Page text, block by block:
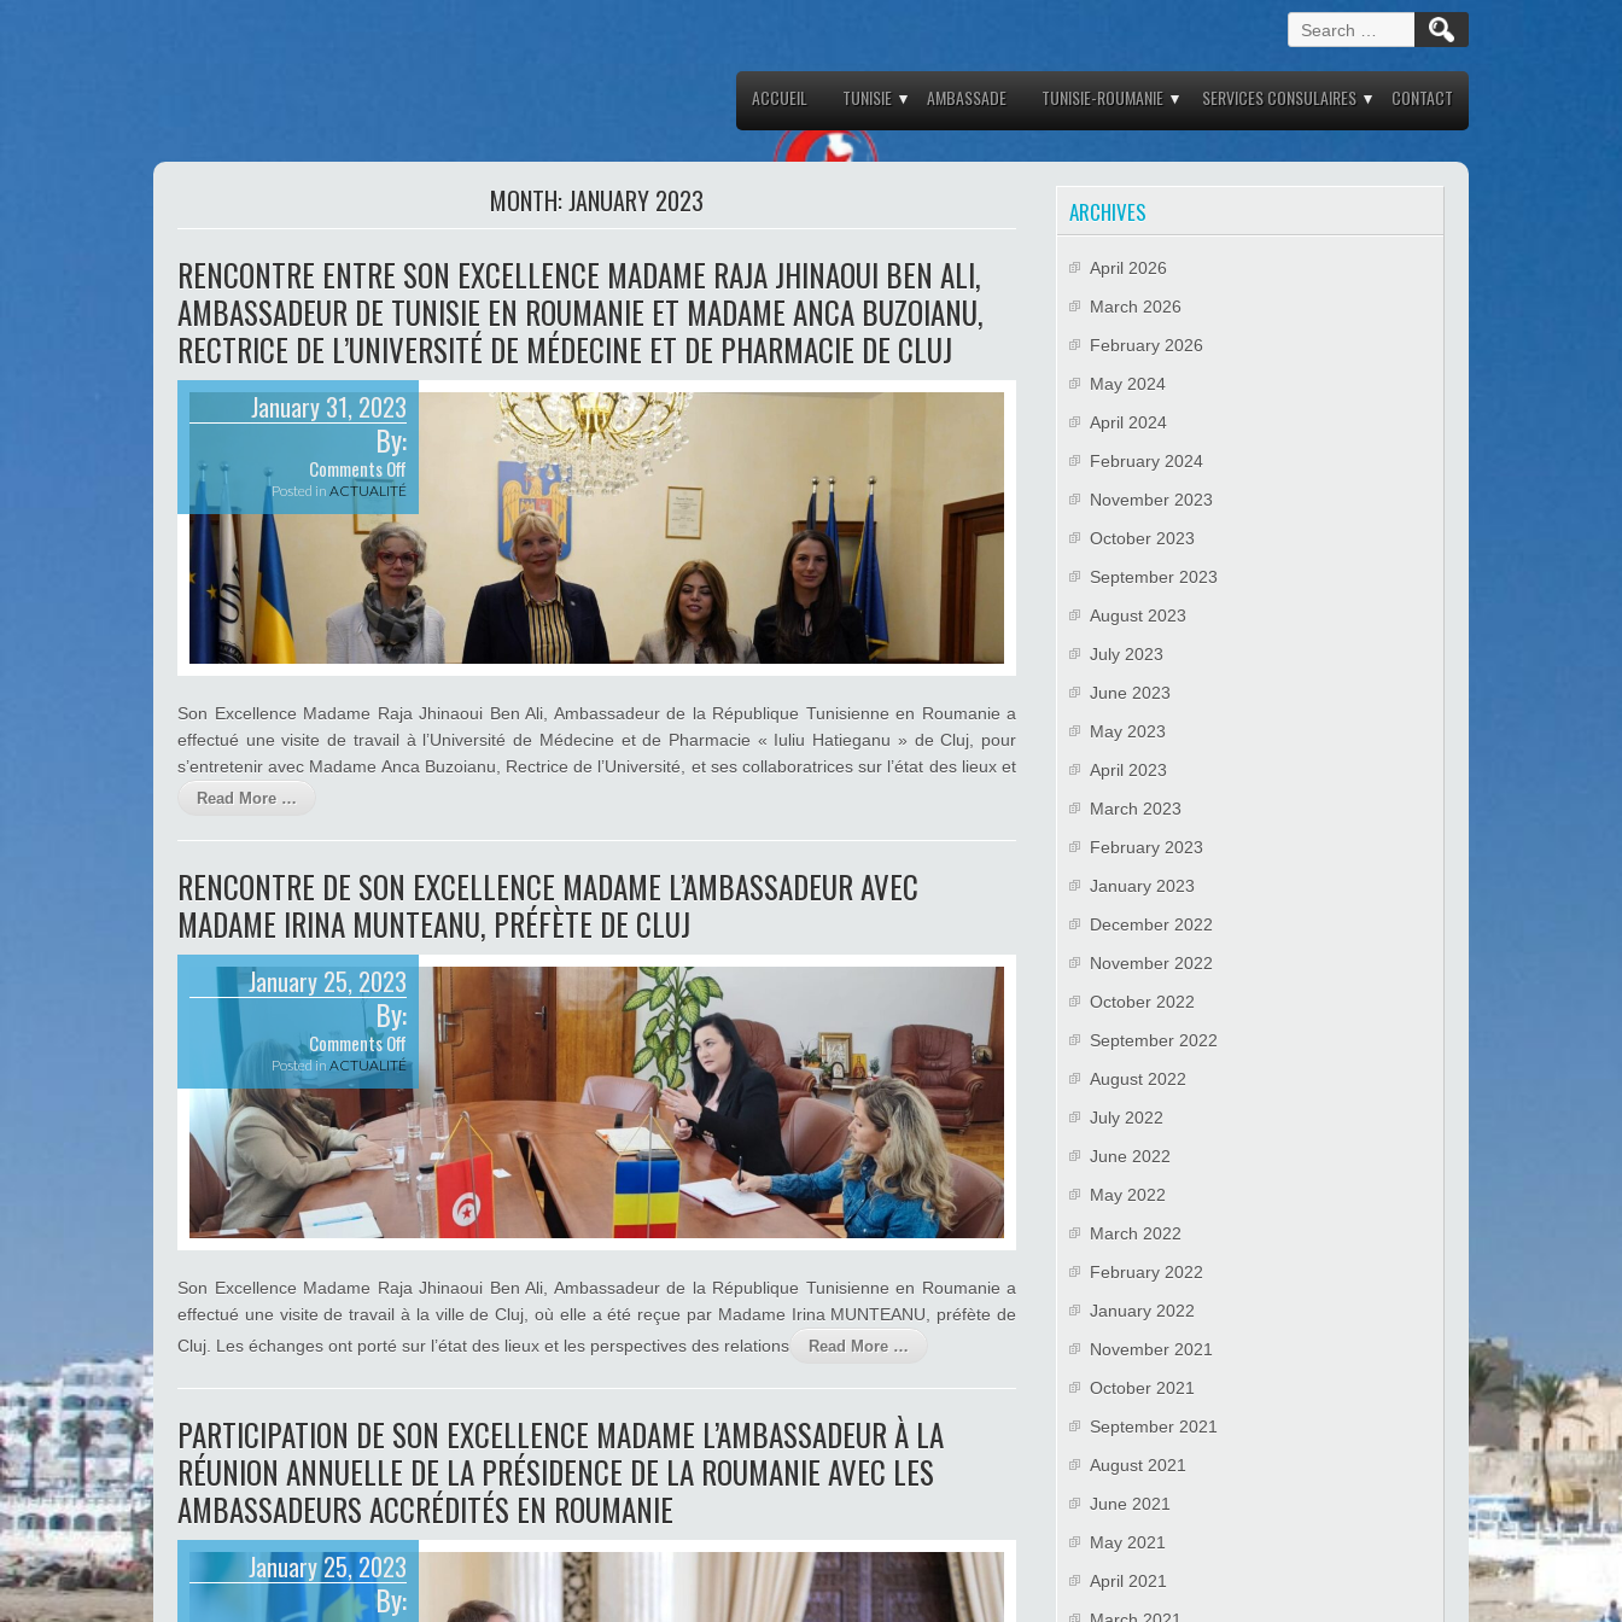
Search
for:
ACCUEIL TUNISIE AMBASSADE TUNISIE-ROUMANIE SERVICES CONSULAIRES CONTACT
MONTH:JANUARY 2023
RENCONTRE ENTRE SON EXCELLENCE MADAME RAJA JHINAOUI BEN ALI,
AMBASSADEUR DE TUNISIE EN ROUMANIE ET MADAME ANCA BUZOIANU,
RECTRICE DE L’UNIVERSITÉ DE MÉDECINE ET DE PHARMACIE DE CLUJ
January 31, 2023
By:
Comments Off
Rencontre
entre
Son
Excellence
Madame
Raja
Jhinaoui
Ben
Ali,
Ambassadeur
de
Tunisie
en
Roumanie
Anca
Rectrice
de
l’Université
de
Médecine
de
Pharmacie
Cluj
Posted in ACTUALITÉ
Son Excellence Madame Raja Jhinaoui Ben Ali, Ambassadeur de la République Tunisienne en Roumanie a
effectué une visite de travail à l’Université de Médecine et de Pharmacie « Iuliu Hatieganu » de Cluj, pour
s’entretenir avec Madame Anca Buzoianu, Rectrice de l’Université, et ses collaboratrices sur l’état des lieux et
Read More …
RENCONTRE DE SON EXCELLENCE MADAME L’AMBASSADEUR AVEC
MADAME IRINA MUNTEANU, PRÉFÈTE DE CLUJ
January 25, 2023
By:
Comments Off
Rencontre
de
Son
Excellence
Madame
l’Ambassadeur
avec
Madame
Irina
MUNTEANU,
préfète
de
Cluj
Posted in ACTUALITÉ
Son Excellence Madame Raja Jhinaoui Ben Ali, Ambassadeur de la République Tunisienne en Roumanie a
effectué une visite de travail à la ville de Cluj, où elle a été reçue par Madame Irina MUNTEANU, préfète de
Cluj. Les échanges ont porté sur l’état des lieux et les perspectives des relations
Read More …
PARTICIPATION DE SON EXCELLENCE MADAME L’AMBASSADEUR À LA
RÉUNION ANNUELLE DE LA PRÉSIDENCE DE LA ROUMANIE AVEC LES
AMBASSADEURS ACCRÉDITÉS EN ROUMANIE
January 25, 2023
By:
ARCHIVES
April 2026
March 2026
February 2026
May 2024
April 2024
February 2024
November 2023
October 2023
September 2023
August 2023
July 2023
June 2023
May 2023
April 2023
March 2023
February 2023
January 2023
December 2022
November 2022
October 2022
September 2022
August 2022
July 2022
June 2022
May 2022
March 2022
February 2022
January 2022
November 2021
October 2021
September 2021
August 2021
June 2021
May 2021
April 2021